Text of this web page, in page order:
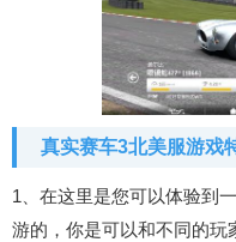
真实赛车3北美服游戏
1、在这里是您可以体验到
游的，你是可以和不同的玩